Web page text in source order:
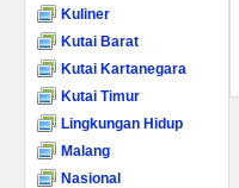
Kuliner
Kutai Barat
Kutai Kartanegara
Kutai Timur
Lingkungan Hidup
Malang
Nasional